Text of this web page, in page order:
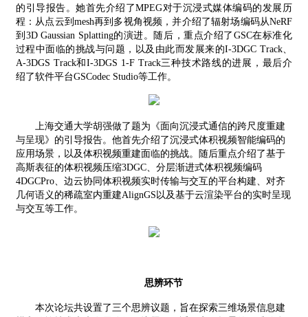
的引导报告。她首先介绍了MPEG对于沉浸式媒体编码的发展历
程：从点云到 mesh再到多视角视频，并介绍了辐射场编码从NeRF
到 3D Gaussian Splatting的演进。随后，重点介绍了 GSC在标准化
过程中面临的挑战与问题，以及由此而发展来的I-3DGC Track、
A-3DGS Track和I-3DGS 1-F Track三种技术路线的进展，最后介
绍了软件平台GSCodec Studio等工作。
上海交通大学胡强做了题为《面向沉浸式通信的跨尺度重建
与呈现》的引导报告。他首先介绍了沉浸式体积视频智能编码的
应用场景，以及体积视频重建面临的挑战。随后重点介绍了基于
高斯表征的体积视频压缩3DGC、分层渐进式体积视频编码
4DGCPro、边云协同体积视频实时传输与交互的平台构建、对齐
几何语义的稀疏室内重建AlignGS以及基于云渲染平台的实时呈现
与交互等工作。
思辨环节
本次论坛共设置了三个思辨议题，旨在探索三维场景信息建